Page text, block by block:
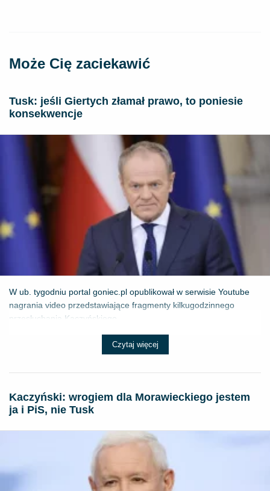
Może Cię zaciekawić
Tusk: jeśli Giertych złamał prawo, to poniesie
konsekwencje
W ub. tygodniu portal goniec.pl opublikował w serwisie Youtube
nagrania video przedstawiające fragmenty kilkugodzinnego
przesłuchania Kaczyńskiego...
Czytaj więcej
Kaczyński: wrogiem dla Morawieckiego jestem
ja i PiS, nie Tusk